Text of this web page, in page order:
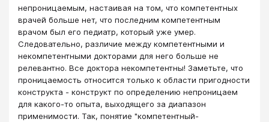
непроницаемым, настаивая на том, что компетентных
врачей больше нет, что последним компетентным
врачом был его педиатр, который уже умер.
Следовательно, различие между компетентными и
некомпетентными докторами для него больше не
релевантно. Все доктора некомпетентны! Заметьте, что
проницаемость относится только к области пригодности
конструкта - конструкт по определению непроницаем
для какого-то опыта, выходящего за диапазон
применимости. Так, понятие "компетентный-